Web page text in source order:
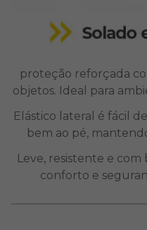
proteção reforçada
objetos. Ideal para
Elástico lateral é fácil
bem ao pé,
Leve, resistente e
conforto e